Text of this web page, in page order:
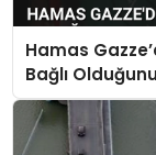
Hamas
Bağlı